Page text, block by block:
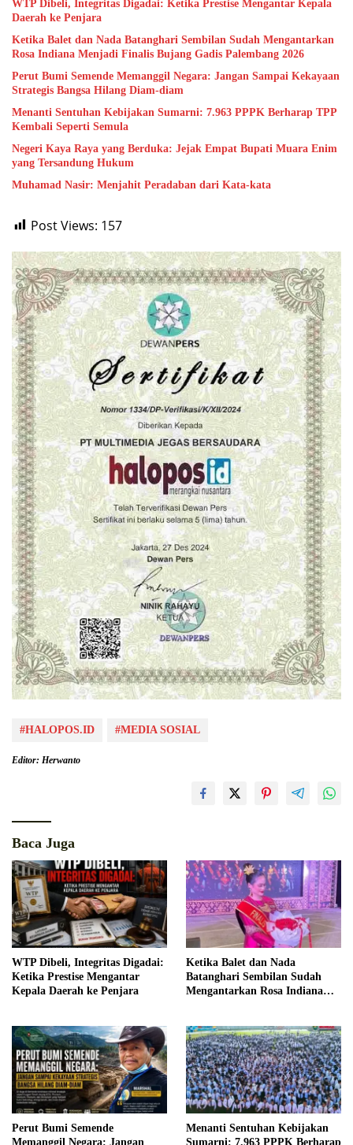
WTP Dibeli, Integritas Digadai: Ketika Prestise Mengantar Kepala
Daerah ke Penjara
Ketika Balet dan Nada Batanghari Sembilan Sudah Mengantarkan
Rosa Indiana Menjadi Finalis Bujang Gadis Palembang 2026
Perut Bumi Semende Memanggil Negara: Jangan Sampai Kekayaan
Strategis Bangsa Hilang Diam-diam
Menanti Sentuhan Kebijakan Sumarni: 7.963 PPPK Berharap TPP
Kembali Seperti Semula
Negeri Kaya Raya yang Berduka: Jejak Empat Bupati Muara Enim
yang Tersandung Hukum
Muhamad Nasir: Menjahit Peradaban dari Kata-kata
Post Views: 157
#HALOPOS.ID #MEDIA SOSIAL
Editor: Herwanto
Baca Juga
WTP Dibeli, Integritas Digadai:
Ketika Prestise Mengantar
Kepala Daerah ke Penjara
Ketika Balet dan Nada
Batanghari Sembilan Sudah
Mengantarkan Rosa Indiana
Perut Bumi Semende
Memanggil Negara: Jangan
Menanti Sentuhan Kebijakan
Sumarni: 7.963 PPPK Berharap